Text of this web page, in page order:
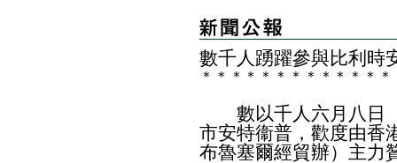
數千人踴躍參與比利時
＊ ＊ ＊ ＊ ＊ ＊ ＊ ＊ ＊ ＊ ＊ ＊ ＊
數以千人六月八日（
市安特衞普，歡度由香
布魯塞爾經貿辦）主力